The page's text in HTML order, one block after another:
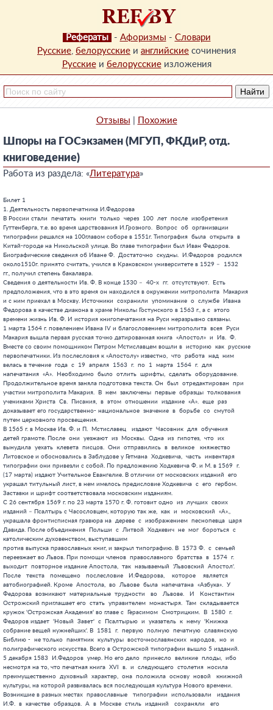
Рефераты - Афоризмы - Словари
Русские, белорусские и английские сочинения
Русскиеи белорусскиеизложения
Отзывы Похожие
Шпоры на ГОСэкзамен (МГУП, ФКДиР, отд.
книговедение)
Работа из раздела: «Литература»